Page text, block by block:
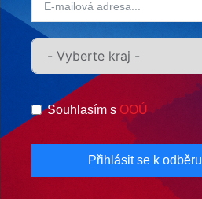
Souhlasím s OOÚ
Přihlásit se k odběru